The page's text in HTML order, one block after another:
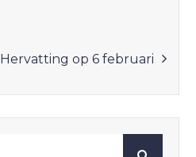
Hervatting op 6 februari